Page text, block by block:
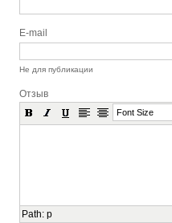
E-mail
Не для публикации
Отзыв
Font Size
Path:p